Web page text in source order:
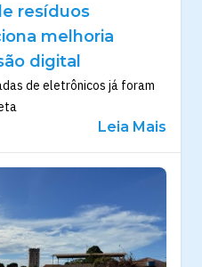
resíduos
melhoria
digital
de eletrônicos já foram
Leia Mais